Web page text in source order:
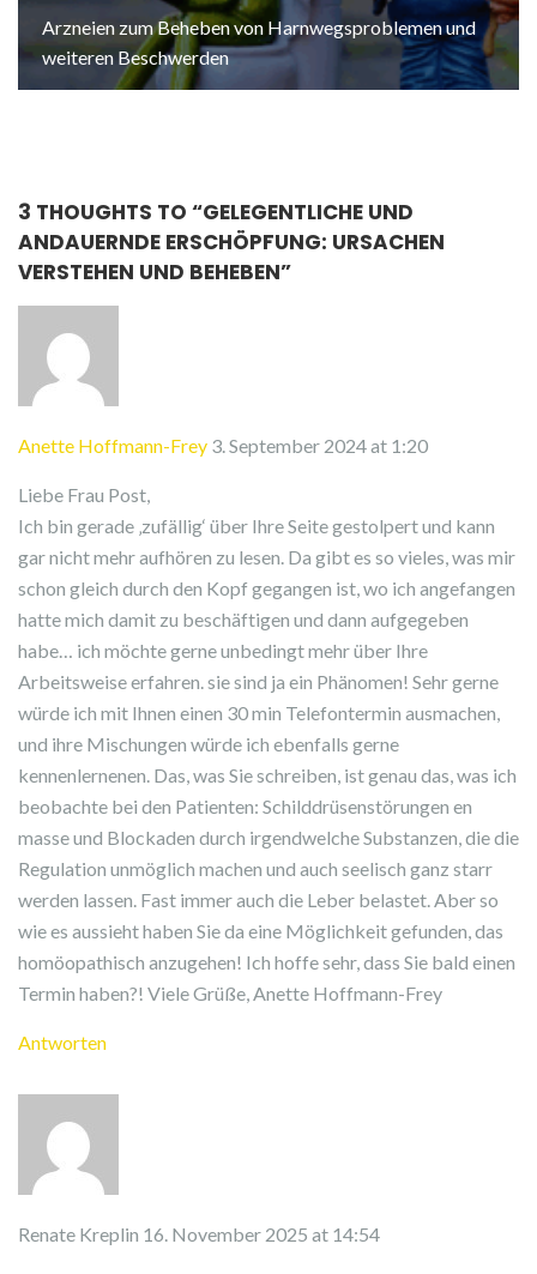
Arzneien zum Beheben von Harnwegsproblemen und
weiteren Beschwerden
3 THOUGHTS TO “GELEGENTLICHE UND
ANDAUERNDE ERSCHÖPFUNG: URSACHEN
VERSTEHEN UND BEHEBEN”
Anette Hoffmann-Frey 3. September 2024 at 1:20
Liebe Frau Post,
Ich bin gerade ‚zufällig‘ über Ihre Seite gestolpert und kann
gar nicht mehr aufhören zu lesen. Da gibt es so vieles, was mir
schon gleich durch den Kopf gegangen ist, wo ich angefangen
hatte mich damit zu beschäftigen und dann aufgegeben
habe… ich möchte gerne unbedingt mehr über Ihre
Arbeitsweise erfahren. sie sind ja ein Phänomen! Sehr gerne
würde ich mit Ihnen einen 30 min Telefontermin ausmachen,
und ihre Mischungen würde ich ebenfalls gerne
kennenlernenen. Das, was Sie schreiben, ist genau das, was ich
beobachte bei den Patienten: Schilddrüsenstörungen en
masse und Blockaden durch irgendwelche Substanzen, die die
Regulation unmöglich machen und auch seelisch ganz starr
werden lassen. Fast immer auch die Leber belastet. Aber so
wie es aussieht haben Sie da eine Möglichkeit gefunden, das
homöopathisch anzugehen! Ich hoffe sehr, dass Sie bald einen
Termin haben?! Viele Grüße, Anette Hoffmann-Frey
Antworten
Renate Kreplin 16. November 2025 at 14:54